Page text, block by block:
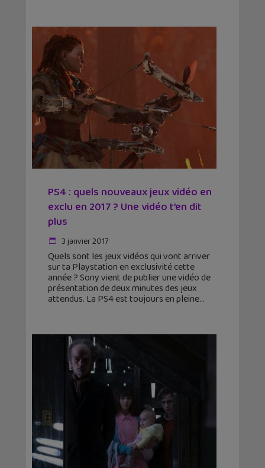
PS4 : quels nouveaux jeux vidéo en
exclu en 2017 ? Une vidéo t’en dit
plus
3 janvier 2017
Quels sont les jeux vidéos qui vont arriver
sur ta Playstation en exclusivité cette
année ? Sony vient de publier une vidéo de
présentation de deux minutes des jeux
attendus. La PS4 est toujours en pleine